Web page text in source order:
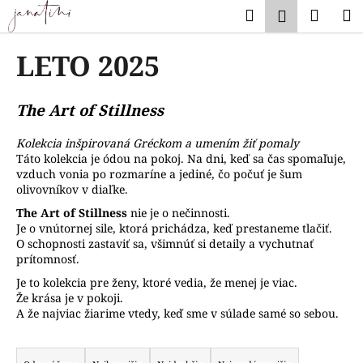
Prejsť
na
obsah
Hľadať
LETO 2025
The Art of Stillness
Kolekcia inšpirovaná Gréckom a umením žiť pomaly
Táto kolekcia je ódou na pokoj. Na dni, keď sa čas spomaľuje,
vzduch vonia po rozmaríne a jediné, čo počuť je šum
olivovníkov v diaľke.
The Art of Stillness nie je o nečinnosti.
Je o vnútornej sile, ktorá prichádza, keď prestaneme tlačiť.
O schopnosti zastaviť sa, všimnúť si detaily a vychutnať
prítomnosť.
Je to kolekcia pre ženy, ktoré vedia, že menej je viac.
Že krása je v pokoji.
A že najviac žiarime vtedy, keď sme v súlade samé so sebou.
R
o
o
o
t
r
e
b
u
j
e
t
e